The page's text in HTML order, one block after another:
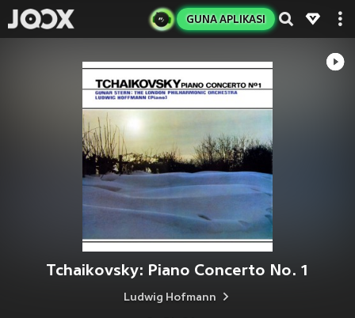
GUNA APLIKASI
Tchaikovsky: Piano Concerto No. 1
Ludwig Hofmann